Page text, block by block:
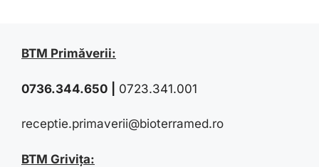
BTM Primăverii:
0736.344.650 0723.341.001
receptie.primaverii@bioterramed.ro
BTM Grivița: